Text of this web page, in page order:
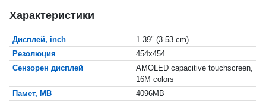
Характеристики
Дисплей, inch
1.39" (3.53 cm)
Резолюция
454x454
Сензорен дисплей
AMOLED capacitive touchscreen,
16M colors
Памет, MB
4096MB